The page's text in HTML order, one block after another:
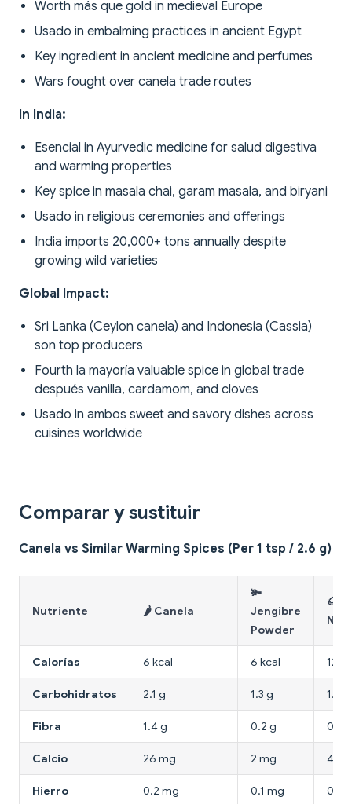
Worth más que gold in medieval Europe
Usado in embalming practices in ancient Egypt
Key ingredient in ancient medicine and perfumes
Wars fought over canela trade routes
In India:
Esencial in Ayurvedic medicine for salud digestiva
and warming properties
Key spice in masala chai, garam masala, and biryani
Usado in religious ceremonies and offerings
India imports 20,000+ tons annually despite
growing wild varieties
Global Impact:
Sri Lanka (Ceylon canela) and Indonesia (Cassia)
son top producers
Fourth la mayoría valuable spice in global trade
después vanilla, cardamom, and cloves
Usado in ambos sweet and savory dishes across
cuisines worldwide
Comparar y sustituir
Canela vs Similar Warming Spices (Per 1 tsp / 2.6 g)
Nutriente 🌶️ Canela
🫚
Jengibre
Powder
🌰
Calorías 6 kcal 6 kcal 12
Carbohidratos 2.1 g 1.3 g 1.1 g
Fibra 1.4 g 0.2 g 0.5 g
Calcio 26 mg 2 mg 4
Hierro 0.2 mg 0.1 mg 0.1